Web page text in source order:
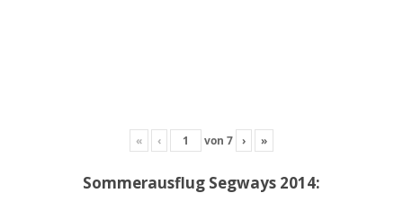
« ‹ von 7 › »
Sommerausflug Segways 2014: